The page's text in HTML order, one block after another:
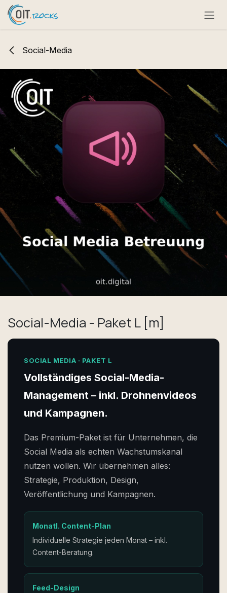
Zum Inhalt springen
Social-Media
Social-Media - Paket L [m]
SOCIAL MEDIA · PAKET L
Vollständiges Social-Media-
Management – inkl. Drohnenvideos
und Kampagnen.
Das Premium-Paket ist für Unternehmen, die
Social Media als echten Wachstumskanal
nutzen wollen. Wir übernehmen alles:
Strategie, Produktion, Design,
Veröffentlichung und Kampagnen.
Monatl. Content-Plan
Individuelle Strategie jeden Monat – inkl.
Content-Beratung.
Feed-Design